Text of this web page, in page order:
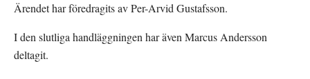
Ärendet har föredragits av Per-Arvid Gustafsson.
I den slutliga handläggningen har även Marcus Andersson
deltagit.